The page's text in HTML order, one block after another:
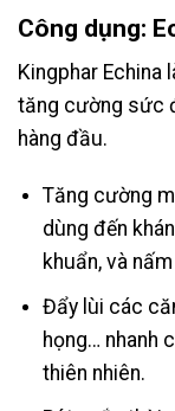
Công dụng:
Kingphar Echina
tăng cường sức
hàng đầu.
Tăng cường
dùng đến
khuẩn, và
Đẩy lùi các
họng… nhanh
thiên nhiên.